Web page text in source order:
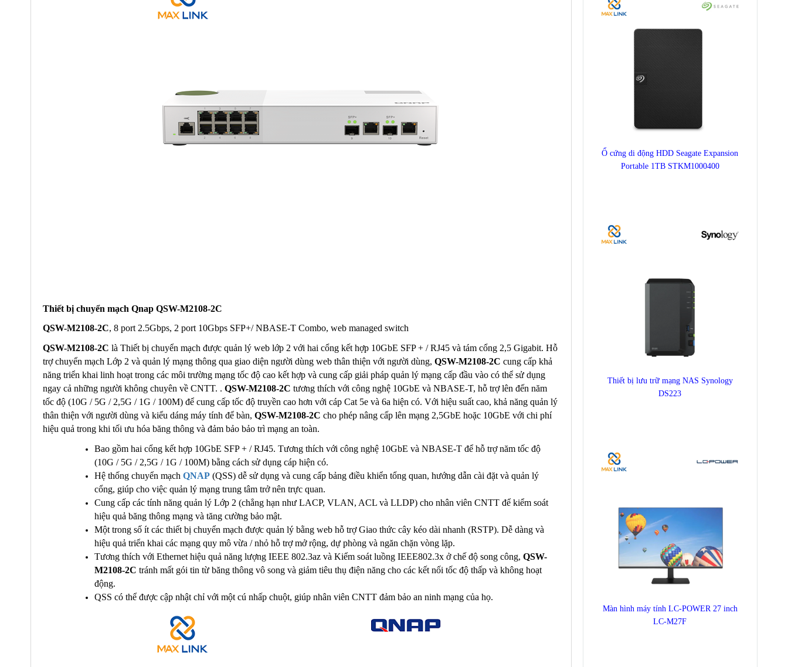
Thiết bị chuyển mạch Qnap QSW-M2108-2C
QSW-M2108-2C, 8 port 2.5Gbps, 2 port 10Gbps SFP+/ NBASE-T Combo, web managed switch
QSW-M2108-2C là Thiết bị chuyển mạch được quản lý web lớp 2 với hai cổng kết hợp 10GbE SFP + / RJ45 và tám cổng 2,5 Gigabit. Hỗ
trợ chuyển mạch Lớp 2 và quản lý mạng thông qua giao diện người dùng web thân thiện với người dùng, QSW-M2108-2C cung cấp khả
năng triển khai linh hoạt trong các môi trường mạng tốc độ cao kết hợp và cung cấp giải pháp quản lý mạng cấp đầu vào có thể sử dụng
ngay cả những người không chuyên về CNTT. . QSW-M2108-2C tương thích với công nghệ 10GbE và NBASE-T, hỗ trợ lên đến năm
tốc độ (10G / 5G / 2,5G / 1G / 100M) để cung cấp tốc độ truyền cao hơn với cáp Cat 5e và 6a hiện có. Với hiệu suất cao, khả năng quản lý
thân thiện với người dùng và kiểu dáng máy tính để bàn, QSW-M2108-2C cho phép nâng cấp lên mạng 2,5GbE hoặc 10GbE với chi phí
hiệu quả trong khi tối ưu hóa băng thông và đảm bảo bảo trì mạng an toàn.
Bao gồm hai cổng kết hợp 10GbE SFP + / RJ45. Tương thích với công nghệ 10GbE và NBASE-T để hỗ trợ năm tốc độ
(10G / 5G / 2,5G / 1G / 100M) bằng cách sử dụng cáp hiện có.
Hệ thống chuyển mạch QNAP (QSS) dễ sử dụng và cung cấp bảng điều khiển tổng quan, hướng dẫn cài đặt và quản lý
cổng, giúp cho việc quản lý mạng trung tâm trở nên trực quan.
Cung cấp các tính năng quản lý Lớp 2 (chẳng hạn như LACP, VLAN, ACL và LLDP) cho nhân viên CNTT để kiểm soát
hiệu quả băng thông mạng và tăng cường bảo mật.
Một trong số ít các thiết bị chuyển mạch được quản lý bằng web hỗ trợ Giao thức cây kéo dài nhanh (RSTP). Dễ dàng và
hiệu quả triển khai các mạng quy mô vừa / nhỏ hỗ trợ mở rộng, dự phòng và ngăn chặn vòng lặp.
Tương thích với Ethernet hiệu quả năng lượng IEEE 802.3az và Kiểm soát luồng IEEE802.3x ở chế độ song công, QSW-
M2108-2C tránh mất gói tin từ băng thông vô song và giảm tiêu thụ điện năng cho các kết nối tốc độ thấp và không hoạt
động.
QSS có thể được cập nhật chỉ với một cú nhấp chuột, giúp nhân viên CNTT đảm bảo an ninh mạng của họ.
Ổ cứng di động HDD Seagate Expansion
Portable 1TB STKM1000400
Thiết bị lưu trữ mạng NAS Synology
DS223
Màn hình máy tính LC-POWER 27 inch
LC-M27F